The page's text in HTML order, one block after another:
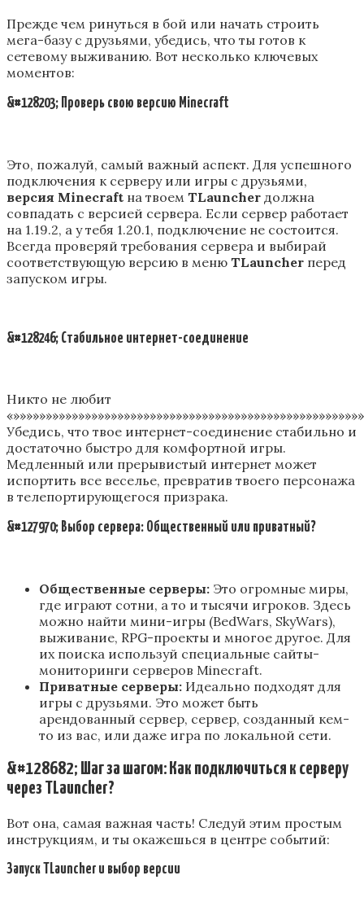
Прежде чем ринуться в бой или начать строить
мега-базу с друзьями, убедись, что ты готов к
сетевому выживанию. Вот несколько ключевых
моментов:
&#128203; Проверь свою версию Minecraft
Это, пожалуй, самый важный аспект. Для успешного
подключения к серверу или игры с друзьями,
версия Minecraft на твоем TLauncher должна
совпадать с версией сервера. Если сервер работает
на 1.19.2, а у тебя 1.20.1, подключение не состоится.
Всегда проверяй требования сервера и выбирай
соответствующую версию в меню TLauncher перед
запуском игры.
&#128246; Стабильное интернет-соединение
Никто не любит
Убедись, что твое интернет-соединение стабильно и
достаточно быстро для комфортной игры.
Медленный или прерывистый интернет может
испортить все веселье, превратив твоего персонажа
в телепортирующегося призрака.
&#127970; Выбор сервера: Общественный или приватный?
Общественные серверы: Это огромные миры,
где играют сотни, а то и тысячи игроков. Здесь
можно найти мини-игры (BedWars, SkyWars),
выживание, RPG-проекты и многое другое. Для
их поиска используй специальные сайты-
мониторинги серверов Minecraft.
Приватные серверы: Идеально подходят для
игры с друзьями. Это может быть
арендованный сервер, сервер, созданный кем-
то из вас, или даже игра по локальной сети.
&#128682; Шаг за шагом: Как подключиться к серверу
через TLauncher?
Вот она, самая важная часть! Следуй этим простым
инструкциям, и ты окажешься в центре событий:
Запуск TLauncher и выбор версии